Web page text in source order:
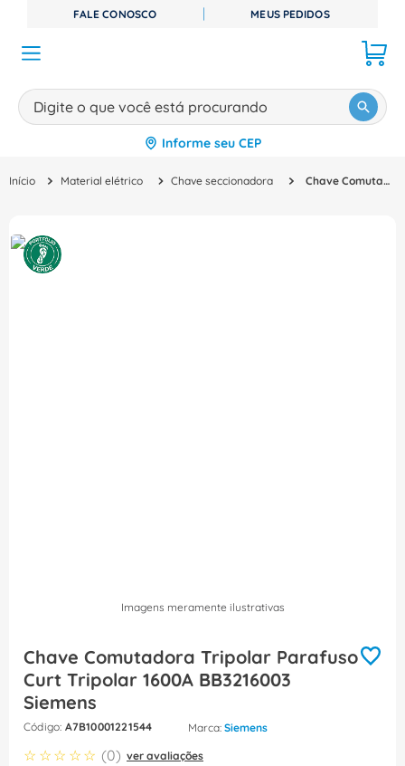
FALE CONOSCO MEUS PEDIDOS
Digite o que você está procurando
Informe seu CEP
Material elétrico Chave seccionadora Chave Comutadora Tripolar Parafuso Curt Tripolar 1600A BB3216003 Siemens
Imagens meramente ilustrativas
Chave Comutadora Tripolar Parafuso
Curt Tripolar 1600A BB3216003
Siemens
: A7B10001221544 Siemens
☆ ☆ ☆ ☆ ☆ (0) ver avaliações
TERMOS MAIS BUSCADOS
º disjuntor
3º